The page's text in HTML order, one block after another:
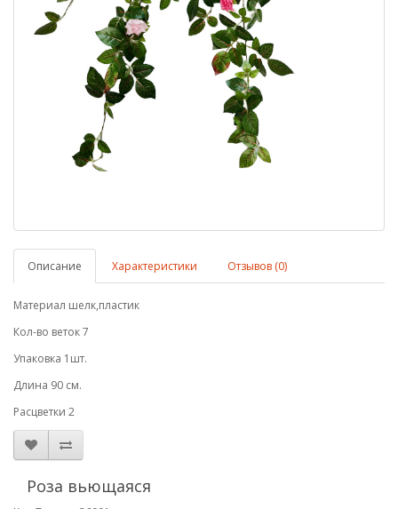
Описание Характеристики Отзывов (0)
Материал шелк,пластик
Кол-во веток 7
Упаковка 1шт.
Длина 90 см.
Расцветки 2
Роза вьющаяся